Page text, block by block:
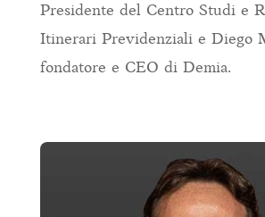
Presidente del Centro Studi e
Itinerari Previdenziali e Diego
fondatore e CEO di Demia.